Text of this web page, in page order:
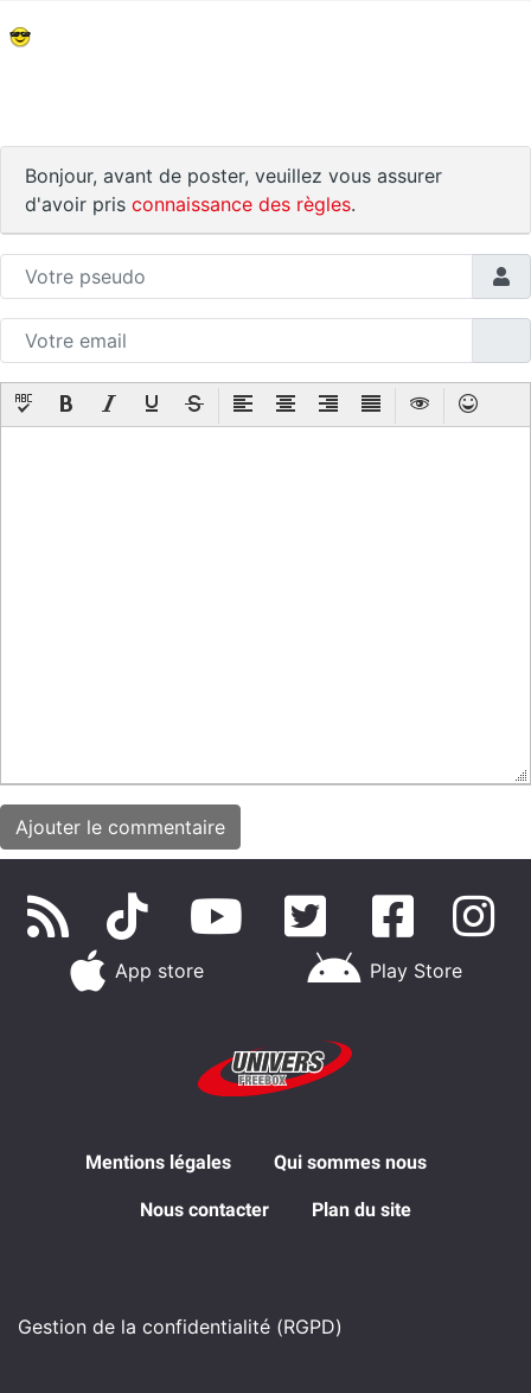
Bonjour, avant de poster, veuillez vous assurer
d'avoir pris connaissance des règles.
App store Play Store
Mentions légales Qui sommes nous
Nous contacter Plan du site
Gestion de la confidentialité (RGPD)